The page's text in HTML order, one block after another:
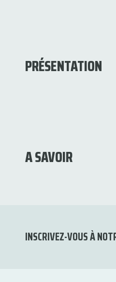
PRÉSENTATION
A SAVOIR
INSCRIVEZ-VOUS À